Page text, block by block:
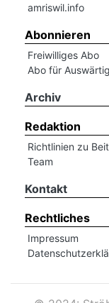
amriswil.info
Abonnieren
Freiwilliges Abo
Abo für
Archiv
Redaktion
Richtlinien zu
Team
Kontakt
Rechtliches
Impressum